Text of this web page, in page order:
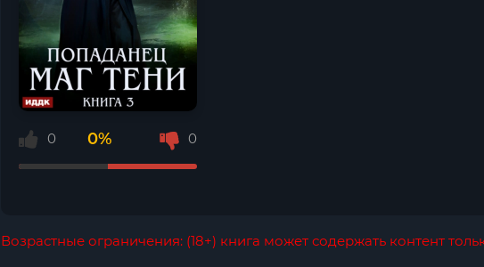
0 0% 0
Возрастные ограничения: (18+) книга может содержать контент